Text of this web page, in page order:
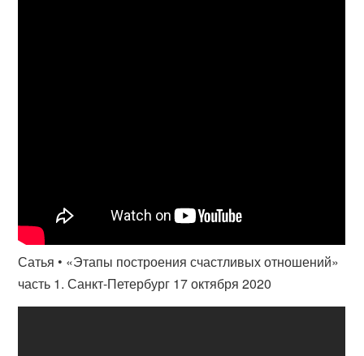
Сатья • «Этапы построения счастливых отношений»
часть 1. Санкт-Петербург 17 октября 2020